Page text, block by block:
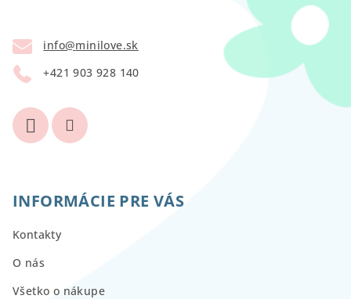
info@minilove.sk
+421 903 928 140
INFORMÁCIE PRE VÁS
Kontakty
O nás
Všetko o nákupe